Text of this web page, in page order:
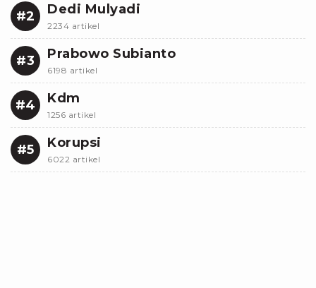
#2 Dedi Mulyadi
2234 artikel
#3 Prabowo Subianto
6198 artikel
#4 Kdm
1256 artikel
#5 Korupsi
6022 artikel